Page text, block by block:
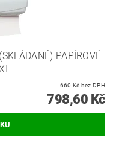
PAPÍROVÉ
660 Kč bez DPH
798,60 Kč